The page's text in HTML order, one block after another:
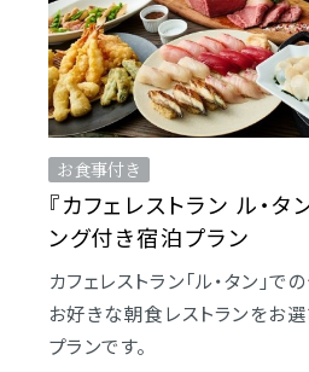
『カフェレストラン ル・タ
ング付き宿泊プラン
お食事付き
カフェレストラン「ル・タン」
お好きな朝食レストランをお
プランです。